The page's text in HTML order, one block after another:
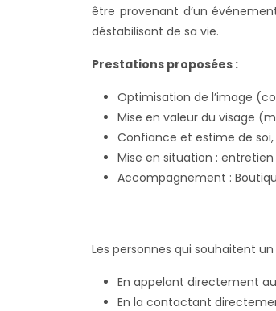
être provenant d’un
déstabilisant de sa vie.
Prestations proposées :
Optimisation de l’image
Mise en valeur du visage
Confiance et estime de
Mise en situation :
Accompagnement :
Les personnes qui souhaitent
En appelant directement
En la contactant